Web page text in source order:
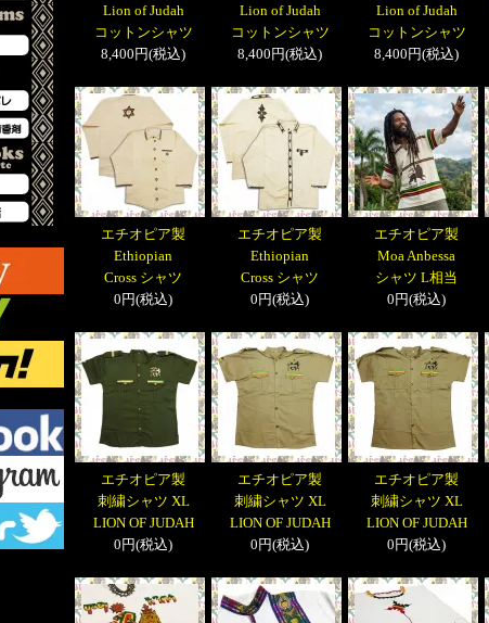
Lion of Judah
コットンシャツ
8,400円(税込)
Lion of Judah
コットンシャツ
8,400円(税込)
Lion of Judah
コットンシャツ
8,400円(税込)
エチオピア製
Ethiopian
Cross シャツ
0円(税込)
エチオピア製
Ethiopian
Cross シャツ
0円(税込)
エチオピア製
Moa Anbessa
シャツ L相当
0円(税込)
エチオピア製
刺繍シャツ XL
LION OF JUDAH
0円(税込)
エチオピア製
刺繍シャツ XL
LION OF JUDAH
0円(税込)
エチオピア製
刺繍シャツ XL
LION OF JUDAH
0円(税込)